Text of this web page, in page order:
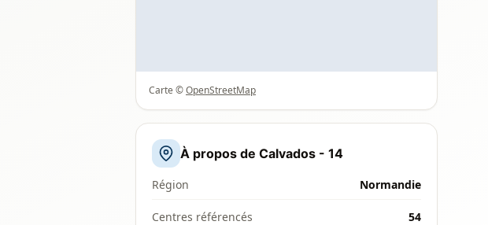
Carte ©OpenStreetMap
À propos de Calvados - 14
Région Normandie
Centres référencés
54